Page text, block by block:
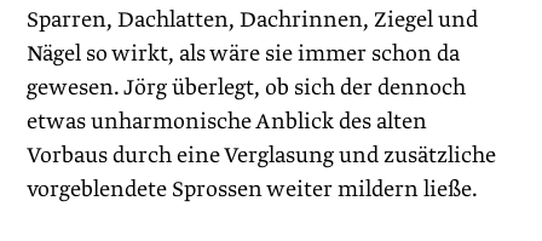
Sparren, Dachlatten, Dachrinnen, Ziegel und
Nägel so wirkt, als wäre sie immer schon da
gewesen. Jörg überlegt, ob sich der dennoch
etwas unharmonische Anblick des alten
Vorbaus durch eine Verglasung und zusätzliche
vorgeblendete Sprossen weiter mildern ließe.